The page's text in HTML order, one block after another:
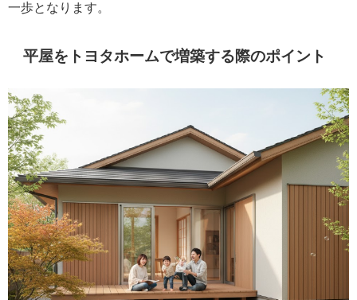
一歩となります。
平屋をトヨタホームで増築する際のポイント